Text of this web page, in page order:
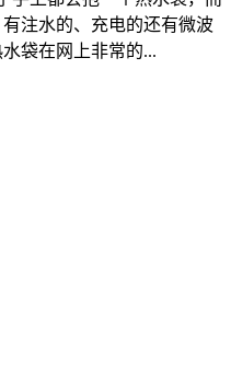
注水的、充电的还有微波
袋在网上非常的...